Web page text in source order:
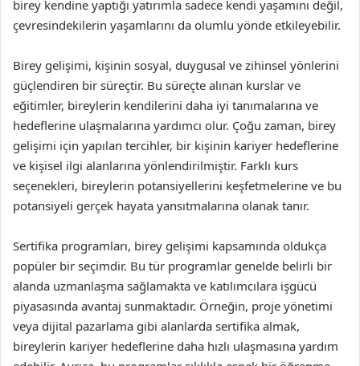
birey kendine yaptığı yatırımla sadece kendi yaşamını değil,
çevresindekilerin yaşamlarını da olumlu yönde etkileyebilir.
Birey gelişimi, kişinin sosyal, duygusal ve zihinsel yönlerini
güçlendiren bir süreçtir. Bu süreçte alınan kurslar ve
eğitimler, bireylerin kendilerini daha iyi tanımalarına ve
hedeflerine ulaşmalarına yardımcı olur. Çoğu zaman, birey
gelişimi için yapılan tercihler, bir kişinin kariyer hedeflerine
ve kişisel ilgi alanlarına yönlendirilmiştir. Farklı kurs
seçenekleri, bireylerin potansiyellerini keşfetmelerine ve bu
potansiyeli gerçek hayata yansıtmalarına olanak tanır.
Sertifika programları, birey gelişimi kapsamında oldukça
popüler bir seçimdir. Bu tür programlar genelde belirli bir
alanda uzmanlaşma sağlamakta ve katılımcılara işgücü
piyasasında avantaj sunmaktadır. Örneğin, proje yönetimi
veya dijital pazarlama gibi alanlarda sertifika almak,
bireylerin kariyer hedeflerine daha hızlı ulaşmasına yardım